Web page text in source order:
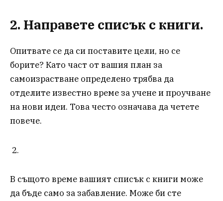
2. Направете списък с книги.
Опитвате се да си поставите цели, но се
борите? Като част от вашия план за
самоизрастване определено трябва да
отделите известно време за учене и проучване
на нови идеи. Това често означава да четете
повече.
В същото време вашият списък с книги може
да бъде само за забавление. Може би сте